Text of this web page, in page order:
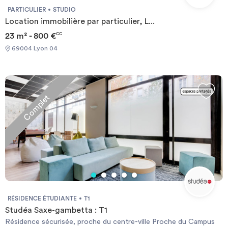
PARTICULIER STUDIO
Location immobilière par particulier, L...
23 m² - 800 €CC
69004 Lyon 04
Complet
RÉSIDENCE ÉTUDIANTE T1
Studéa Saxe-gambetta : T1
Résidence sécurisée, proche du centre-ville Proche du Campus